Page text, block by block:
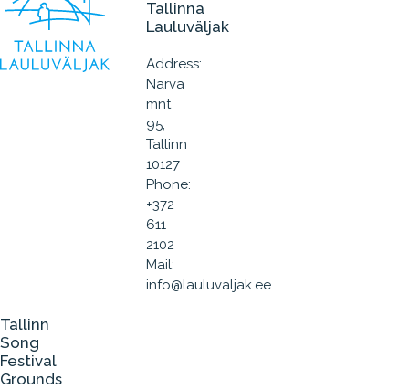
Tallinna
Lauluväljak
Address:
Narva
mnt
95,
Tallinn
10127
Phone:
+372
611
2102
Mail:
info@lauluvaljak.ee
Tallinn
Song
Festival
Grounds